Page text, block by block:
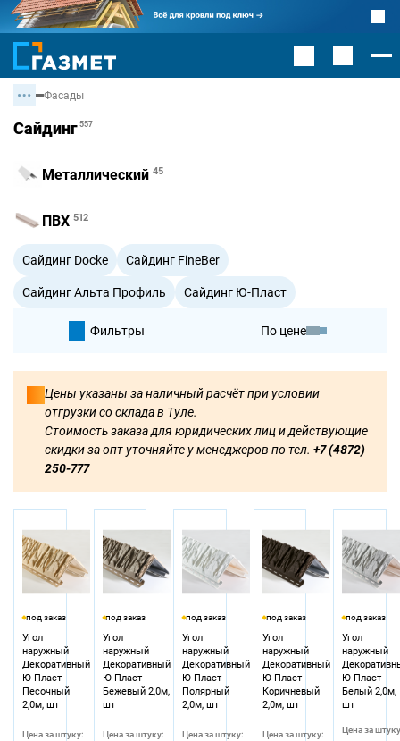
Фасады
Сайдинг557
Металлический 45
ПВХ 512
Сайдинг Docke Сайдинг FineBer
Сайдинг Альта Профиль Сайдинг Ю-Пласт
По умолчанию
По цене
Фильтры
Цены указаны за наличный расчёт при условии
отгрузки со склада в Туле.
Стоимость заказа для юридических лиц и действующие
скидки за опт уточняйте у менеджеров по тел. +7 (4872)
250-777
под заказ
Угол
наружный
Декоративный
Ю-Пласт
Песочный
2,0м, шт
Цена за штуку:
под заказ
Угол
наружный
Декоративный
Ю-Пласт
Бежевый 2,0м,
шт
Цена за штуку:
под заказ
Угол
наружный
Декоративный
Ю-Пласт
Полярный
2,0м, шт
Цена за штуку:
под заказ
Угол
наружный
Декоративный
Ю-Пласт
Коричневый
2,0м, шт
Цена за штуку:
под заказ
Угол
наружный
Ю-Пласт
Белый 2,0м,
шт
Цена за